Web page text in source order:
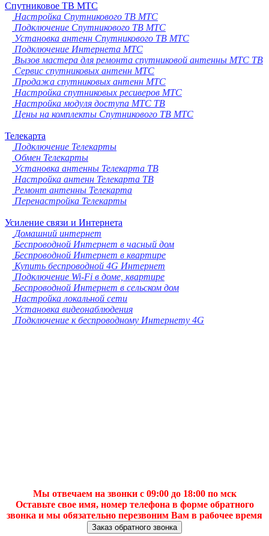
Спутниковое ТВ МТС
Настройка Спутникового ТВ МТС
Подключение Спутникового ТВ МТС
Установка антенн Спутникового ТВ МТС
Подключение Интернета МТС
Вызов мастера для ремонта спутниковой антенны МТС ТВ
Сервис спутниковых антенн МТС
Продажа спутниковых антенн МТС
Настройка спутниковых ресиверов МТС
Настройка модуля доступа МТС ТВ
Цены на комплекты Спутникового ТВ МТС
Телекарта
Подключение Телекарты
Обмен Телекарты
Установка антенны Телекарта ТВ
Настройка антенн Телекарта ТВ
Ремонт антенны Телекарта
Перенастройка Телекарты
Усиление связи и Интернета
Домашний интернет
Беспроводной Интернет в часный дом
Беспроводной Интернет в квартире
Купить беспроводной 4G Интернет
Подключение Wi-Fi в доме, квартире
Беспроводной Интернет в сельском дом
Настройка локальной сети
Установка видеонаблюдения
Подключение к беспроводному Интернету 4G
Мы отвечаем на звонки с 09:00 до 18:00 по мск
Оставьте свое имя, номер телефона в форме обратного
звонка и мы обязательно перезвоним Вам в рабочее время
Заказ обратного звонка